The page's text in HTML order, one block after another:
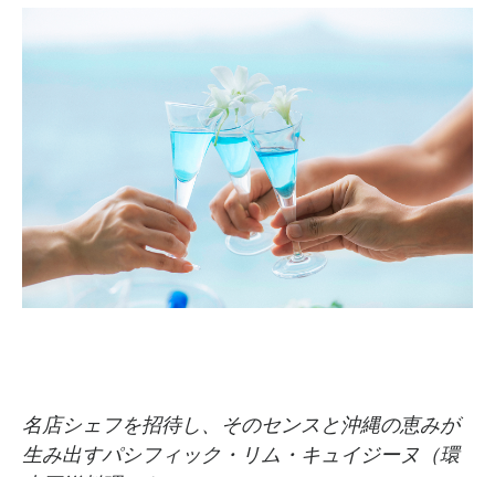
名店シェフを招待し、そのセンスと沖縄の恵みが
生み出すパシフィック・リム・キュイジーヌ（環